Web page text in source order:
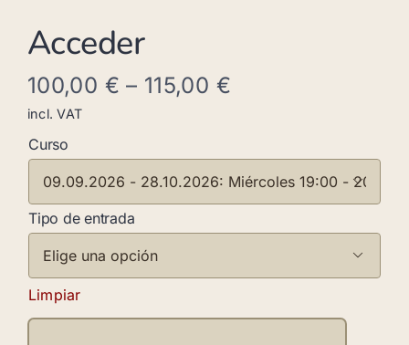
Acceder
100,00 € – 115,00 €
incl. VAT
Curso

Tipo de entrada

Limpiar